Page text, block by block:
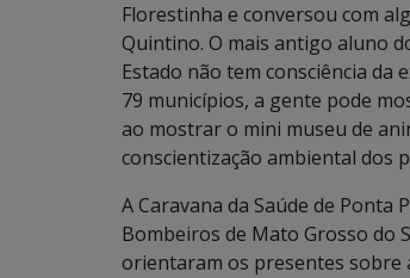
Florestinha e conversou com
Quintino. O mais antigo aluno
Estado não tem consciência da
79 municípios, a gente pode
ao mostrar o mini museu de
conscientização ambiental dos
A Caravana da Saúde de Ponta
Bombeiros de Mato Grosso do
orientaram os presentes sobre